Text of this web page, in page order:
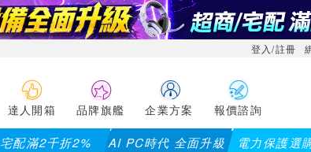
登入/註冊
達人開箱 品牌旗艦 企業方案 報價諮詢
宅配滿2千折2% AI PC時代 全面升級 電力保護選